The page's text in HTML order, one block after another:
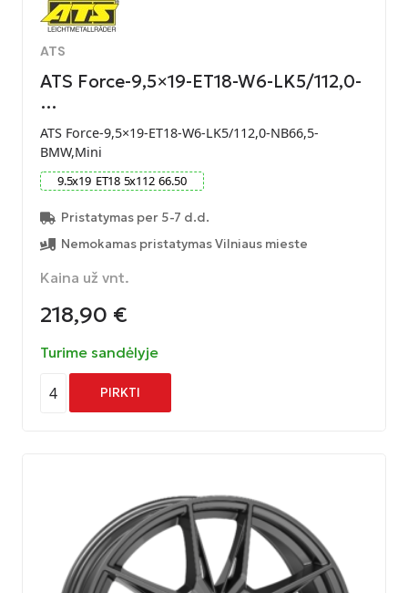
ATS
ATS Force-9,5×19-ET18-W6-LK5/112,0-
…
ATS Force-9,5×19-ET18-W6-LK5/112,0-NB66,5-
BMW,Mini
9.5x19 ET18 5x112 66.50
Pristatymas per 5-7 d.d.
Nemokamas pristatymas Vilniaus mieste
Kaina už vnt.
218,90 €
Turime sandėlyje
4 PIRKTI